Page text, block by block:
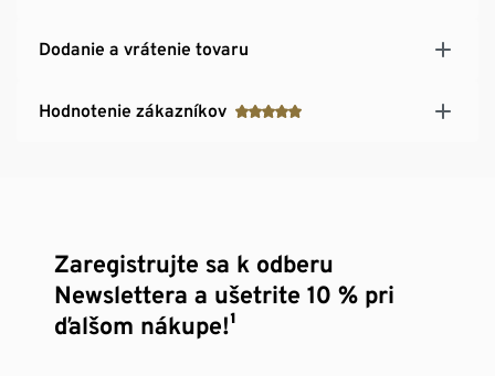
Dodanie a vrátenie tovaru
Hodnotenie zákazníkov
Zaregistrujte sa k odberu
Newslettera a ušetrite 10 % pri
ďalšom nákupe!¹